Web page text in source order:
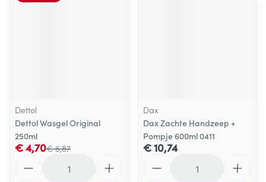
Dettol
Dettol Wasgel Original
250ml
€ 5,87
€ 4,70
Dax
Dax Zachte Handzeep +
Pompje 600ml 0411
€ 10,74